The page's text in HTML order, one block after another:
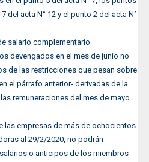
del acta N° 12 y el punto 2 del acta N°
salario complementario
devengados en el mes de junio no
de las restricciones que pesan sobre
el párrafo anterior- derivadas de la
remuneraciones del mes de mayo
las empresas de más de ochocientos
al 29/2/2020, no podrán
o anticipos de los miembros